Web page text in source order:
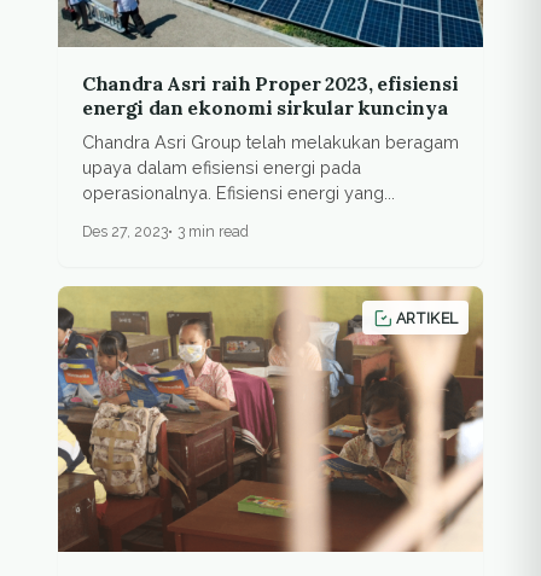
Chandra Asri raih Proper 2023, efisiensi
energi dan ekonomi sirkular kuncinya
Chandra Asri Group telah melakukan beragam
upaya dalam efisiensi energi pada
operasionalnya. Efisiensi energi yang...
Des 27, 2023 3 min read
ARTIKEL